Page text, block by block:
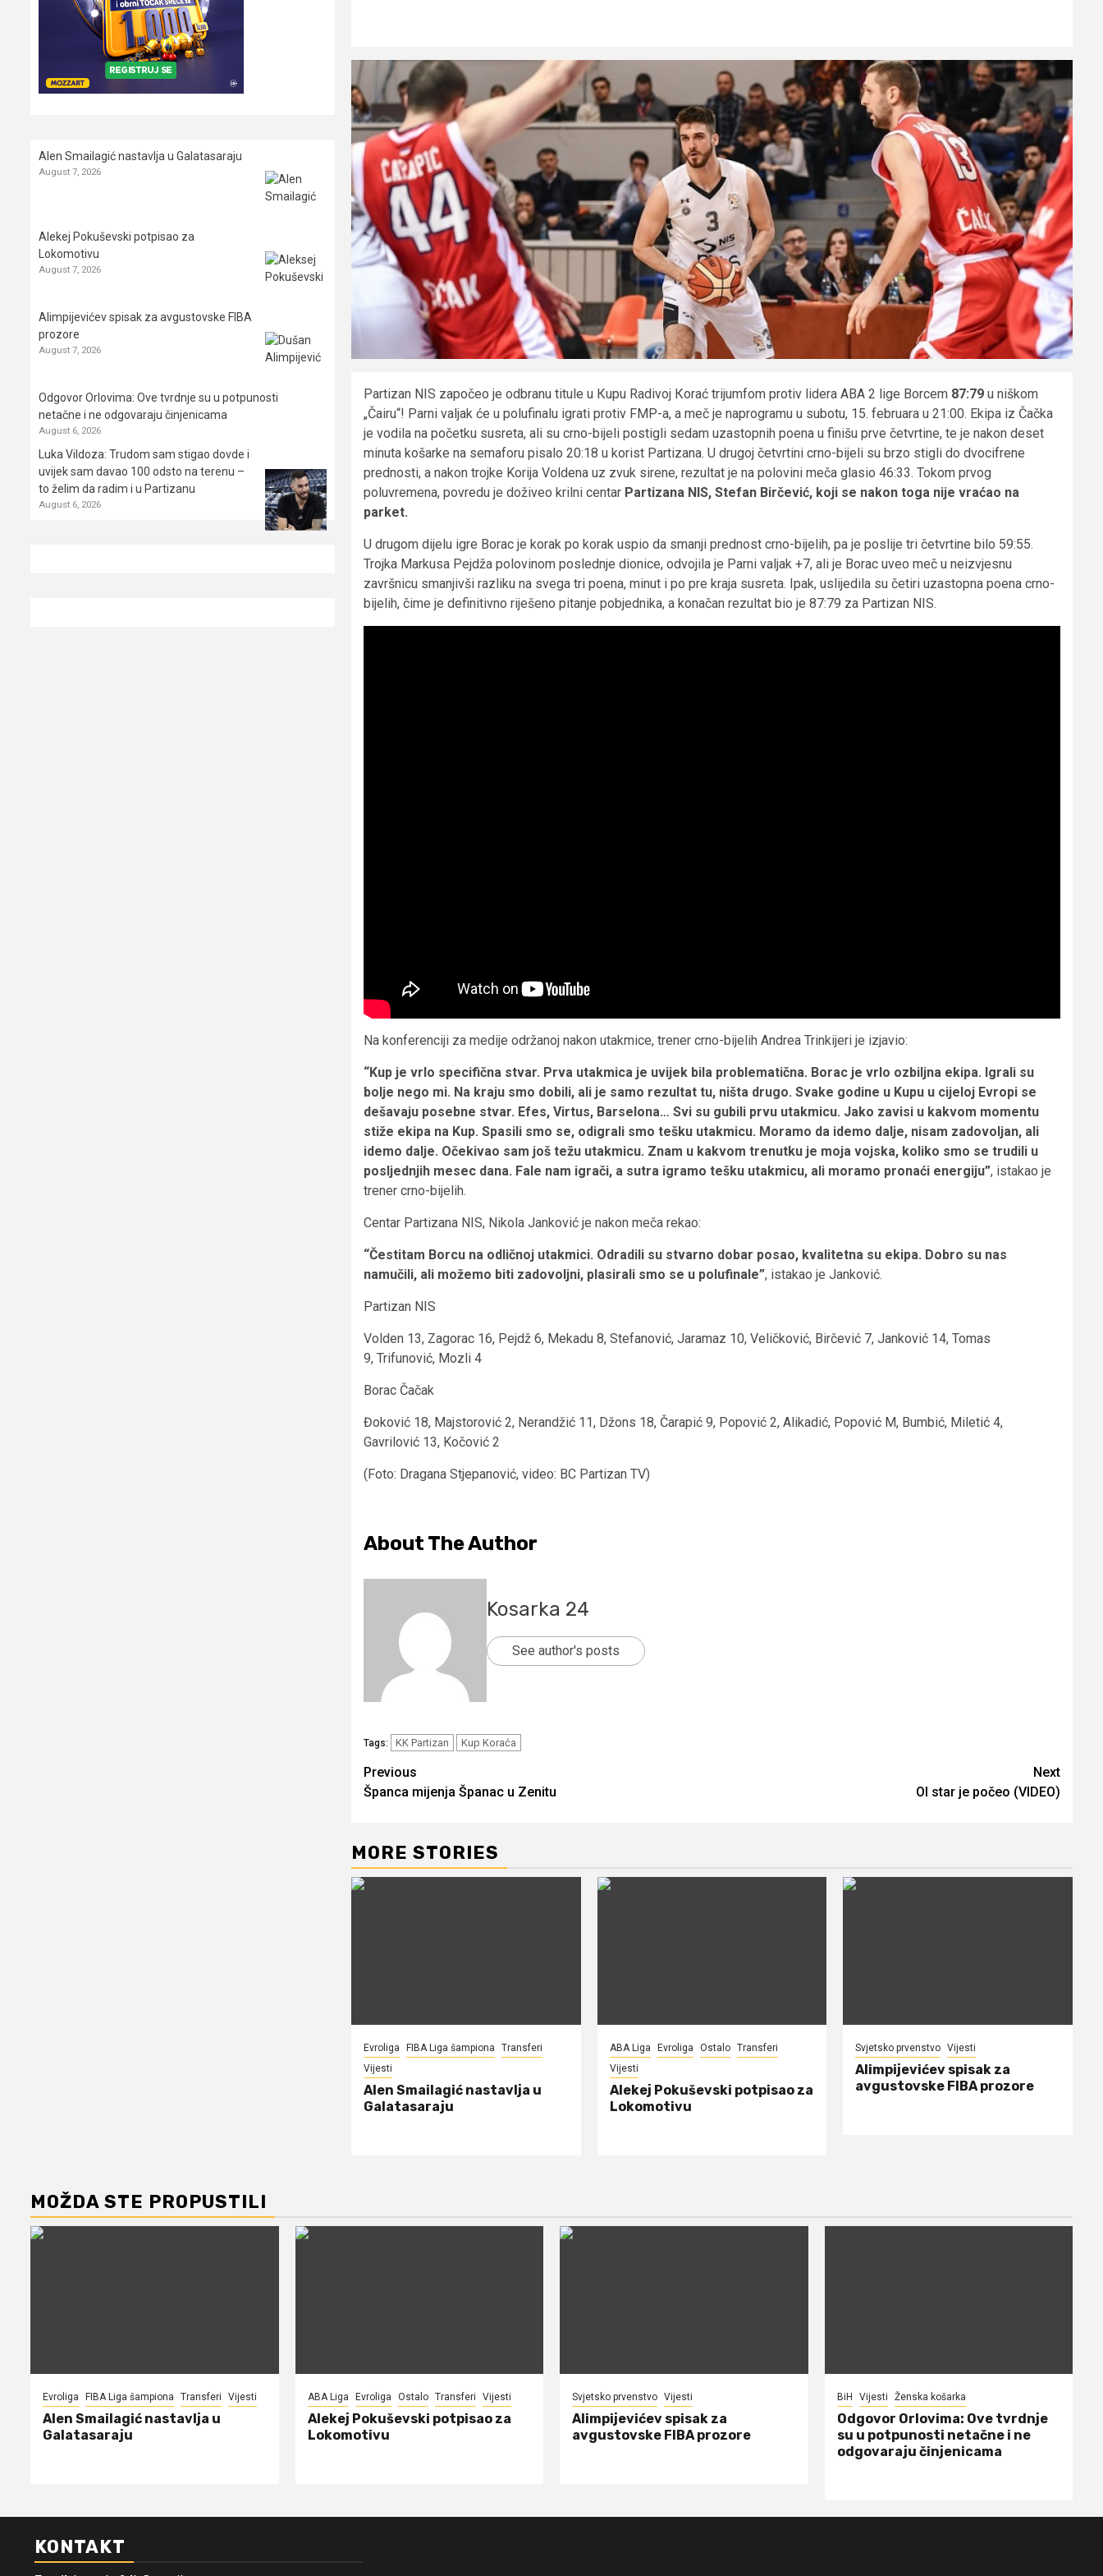
Partizan NIS započeo je odbranu titule u Кupu Radivoj Кorać trijumfom protiv lidera ABA 2 lige Borcem 87:79 u niškom
„Čairu“! Parni valjak će u polufinalu igrati protiv FMP-a, a meč je naprogramu u subotu, 15. februara u 21:00. Ekipa iz Čačka
je vodila na početku susreta, ali su crno-bijeli postigli sedam uzastopnih poena u finišu prve četvrtine, te je nakon deset
minuta košarke na semaforu pisalo 20:18 u korist Partizana. U drugoj četvrtini crno-bijeli su brzo stigli do dvocifrene
prednosti, a nakon trojke Korija Voldena uz zvuk sirene, rezultat je na polovini meča glasio 46:33. Tokom prvog
poluvremena, povredu je doživeo krilni centar Partizana NIS, Stefan Birčević, koji se nakon toga nije vraćao na
parket.
U drugom dijelu igre Borac je korak po korak uspio da smanji prednost crno-bijelih, pa je poslije tri četvrtine bilo 59:55.
Trojka Markusa Pejdža polovinom poslednje dionice, odvojila je Parni valjak +7, ali je Borac uveo meč u neizvjesnu
završnicu smanjivši razliku na svega tri poena, minut i po pre kraja susreta. Ipak, uslijedila su četiri uzastopna poena crno-
bijelih, čime je definitivno riješeno pitanje pobjednika, a konačan rezultat bio je 87:79 za Partizan NIS.
Na konferenciji za medije održanoj nakon utakmice, trener crno-bijelih Andrea Trinkijeri je izjavio:
“Kup je vrlo specifična stvar. Prva utakmica je uvijek bila problematična. Borac je vrlo ozbiljna ekipa. Igrali su
bolje nego mi. Na kraju smo dobili, ali je samo rezultat tu, ništa drugo. Svake godine u Kupu u cijeloj Evropi se
dešavaju posebne stvar. Efes, Virtus, Barselona… Svi su gubili prvu utakmicu. Jako zavisi u kakvom momentu
stiže ekipa na Kup. Spasili smo se, odigrali smo tešku utakmicu. Moramo da idemo dalje, nisam zadovoljan, ali
idemo dalje. Očekivao sam još težu utakmicu. Znam u kakvom trenutku je moja vojska, koliko smo se trudili u
posljednjih mesec dana. Fale nam igrači, a sutra igramo tešku utakmicu, ali moramo pronaći energiju”, istakao je
trener crno-bijelih.
Centar Partizana NIS, Nikola Janković je nakon meča rekao:
“Čestitam Borcu na odličnoj utakmici. Odradili su stvarno dobar posao, kvalitetna su ekipa. Dobro su nas
namučili, ali možemo biti zadovoljni, plasirali smo se u polufinale”, istakao je Janković.
Partizan NIS
Volden 13, Zagorac 16, Pejdž 6, Mekadu 8, Stefanović, Jaramaz 10, Veličković, Birčević 7, Janković 14, Tomas
9, Trifunović, Mozli 4
Borac Čačak
Đoković 18, Majstorović 2, Nerandžić 11, Džons 18, Čarapić 9, Popović 2, Alikadić, Popović M, Bumbić, Miletić 4,
Gavrilović 13, Kočović 2
(Foto: Dragana Stjepanović, video: BC Partizan TV)
About The Author
Kosarka 24
See author's posts
Tags: KK Partizan Kup Koraća
Continue
Reading
Previous
Španca mijenja Španac u Zenitu
Next
Ol star je počeo (VIDEO)
MORE STORIES
Evroliga FIBA Liga šampiona
Transferi
Vijesti
Alen Smailagić nastavlja u
Galatasaraju
ABA Liga Evroliga Ostalo Transferi
Vijesti
Alekej Pokuševski potpisao za
Lokomotivu
Svjetsko prvenstvo Vijesti
Alimpijevićev spisak za
avgustovske FIBA prozore
Alen Smailagić nastavlja u Galatasaraju
August 7, 2026
Alekej Pokuševski potpisao za
Lokomotivu
August 7, 2026
Alimpijevićev spisak za avgustovske FIBA
prozore
August 7, 2026
Odgovor Orlovima: ​Ove tvrdnje su u potpunosti
netačne i ne odgovaraju činjenicama
August 6, 2026
Luka Vildoza: Trudom sam stigao dovde i
uvijek sam davao 100 odsto na terenu –
to želim da radim i u Partizanu
August 6, 2026
MOŽDA STE PROPUSTILI
Evroliga FIBA Liga šampiona Transferi Vijesti
Alen Smailagić nastavlja u
Galatasaraju
ABA Liga Evroliga Ostalo Transferi Vijesti
Alekej Pokuševski potpisao za
Lokomotivu
Svjetsko prvenstvo Vijesti
Alimpijevićev spisak za
avgustovske FIBA prozore
BiH Vijesti Ženska košarka
Odgovor Orlovima: ​Ove tvrdnje
su u potpunosti netačne i ne
odgovaraju činjenicama
KONTAKT